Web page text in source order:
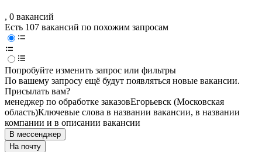
, 0 вакансий
Есть 107 вакансий по похожим запросам
Попробуйте изменить запрос или фильтры
По вашему запросу ещё будут появляться новые вакансии.
Присылать вам?
менеджер по обработке заказовЕгорьевск (Московская
область)Ключевые слова в названии вакансии, в названии
компании и в описании вакансии
В мессенджер
На почту